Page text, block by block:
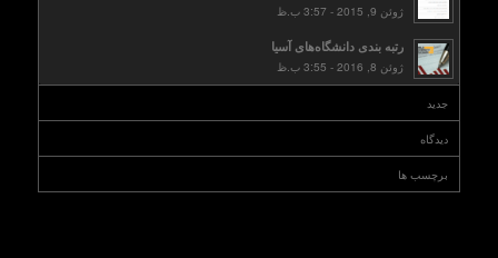
ژوئن 9, 2015 - 3:57 ب.ظ
رتبه بندی دانشگاه‌های آسیا
ژوئن 8, 2016 - 3:55 ب.ظ
جدید
دیدگاه
برچسب ها